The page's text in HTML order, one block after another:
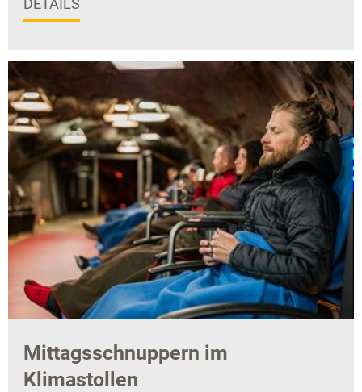
Mittagsschnuppern im
Klimastollen